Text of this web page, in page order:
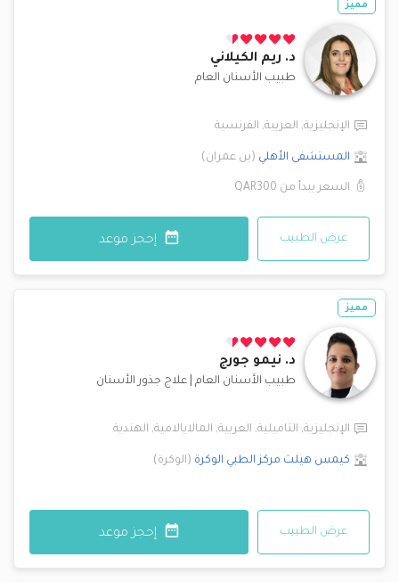
مميز
د. ريم الكيلاني
طبيب الأسنان العام
الإنجليزية, العربية, الفرنسية
المستشفى الأهلي (بن عمران)
السعر يبدأ من QAR300
عرض الطبيب إحجز موعد
مميز
د. نيمو جورج
طبيب الأسنان العام علاج جذور الأسنان
الإنجليزية, التاميلية, العربية, المالايالامية, الهندية
كيمس هيلث مركز الطبي الوكرة (الوكرة)
عرض الطبيب إحجز موعد